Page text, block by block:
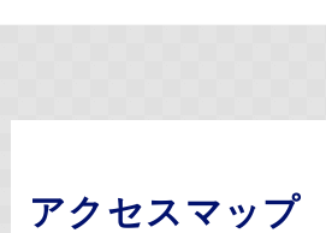
アクセスマップ